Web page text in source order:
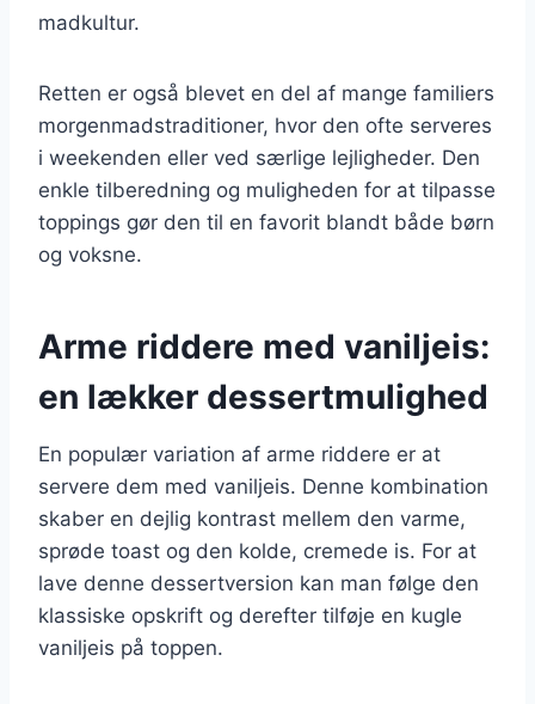
madkultur.
Retten er også blevet en del af mange familiers
morgenmadstraditioner, hvor den ofte serveres
i weekenden eller ved særlige lejligheder. Den
enkle tilberedning og muligheden for at tilpasse
toppings gør den til en favorit blandt både børn
og voksne.
Arme riddere med vaniljeis:
en lækker dessertmulighed
En populær variation af arme riddere er at
servere dem med vaniljeis. Denne kombination
skaber en dejlig kontrast mellem den varme,
sprøde toast og den kolde, cremede is. For at
lave denne dessertversion kan man følge den
klassiske opskrift og derefter tilføje en kugle
vaniljeis på toppen.